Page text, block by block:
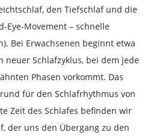
den Tiefschlaf und die
Eye-Movement – schnelle
Bei Erwachsenen beginnt etwa
neuer Schlafzyklus, bei dem jede
Phasen vorkommt. Das
für den Schlafrhythmus von
Zeit des Schlafes befinden wir
der uns den Übergang zu den